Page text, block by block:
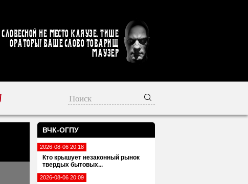
Словесной не место кляузе. Тише
ораторы! Ваше слово товарищ
Маузер
ВЧК-ОГПУ
2026-08-06 20:18
Кто крышует незаконный рынок
твердых бытовых...
2026-08-06 20:09